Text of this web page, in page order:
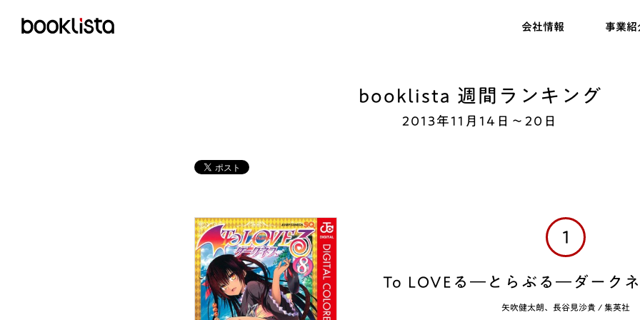
会社情報 事業紹
booklista 週間ランキング
2013年11月14日～20日
1
To LOVEる―とらぶる―ダーク
矢吹健太朗、長谷見沙貴 / 集英社